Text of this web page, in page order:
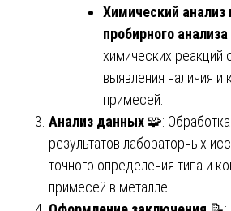
Химический
пробирного анализа
химических реакций
выявления наличия и
примесей.
Анализ данных 🧩:
результатов лабораторных
точного определения типа и
примесей в металле.